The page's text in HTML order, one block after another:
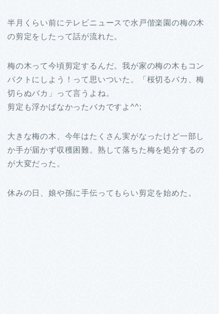
半月くらい前にテレビニュースで水戸偕楽園の梅の木
の剪定をしたって話が流れた。
梅の木って今頃剪定するんだ。我が家の梅の木もコン
パクトにしよう！って思いついた。「桜切るバカ、梅
切らぬバカ」って言うよね。
剪定も浮かばなかったバカですよ^^;
大きな梅の木、今年はたくさん実がなったけど一部し
か手が届かず収穫困難。熟して落ちた梅を処分するの
が大変だった。
休みの日、娘や孫に手伝ってもらい剪定を始めた。